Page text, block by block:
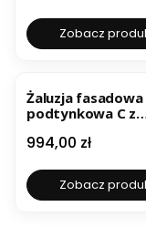
Zobacz
Żaluzja fasadowa
podtynkowa C z
kośc słoniowa ral
Cena
994,00 zł
Zobacz